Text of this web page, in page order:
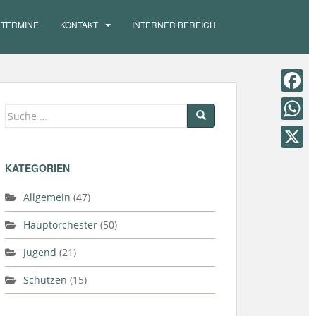
TERMINE KONTAKT INTERNER BEREICH
Suche
KATEGORIEN
Allgemein (47)
Hauptorchester (50)
Jugend (21)
Schützen (15)
F
a
c
W